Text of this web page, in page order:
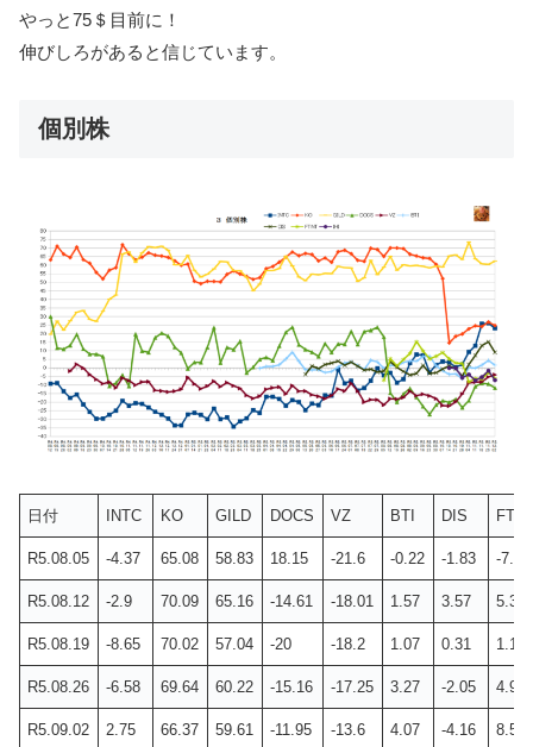
やっと75＄目前に！
伸びしろがあると信じています。
個別株
日付 INTC KO GILD DOCS VZ BTI DIS
R5.08.05 -4.37 65.08 58.83 18.15 -21.6 -0.22 -1.83 -7.21
R5.08.12 -2.9 70.09 65.16 -14.61 -18.01 1.57 3.57 5.38
R5.08.19 -8.65 70.02 57.04 -20 -18.2 1.07 0.31 1.18
R5.08.26 -6.58 69.64 60.22 -15.16 -17.25 3.27 -2.05 4.94
R5.09.02 2.75 66.37 59.61 -11.95 -13.6 4.07 -4.16 8.5